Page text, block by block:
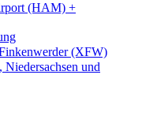
(HAM) +
(XFW)
und